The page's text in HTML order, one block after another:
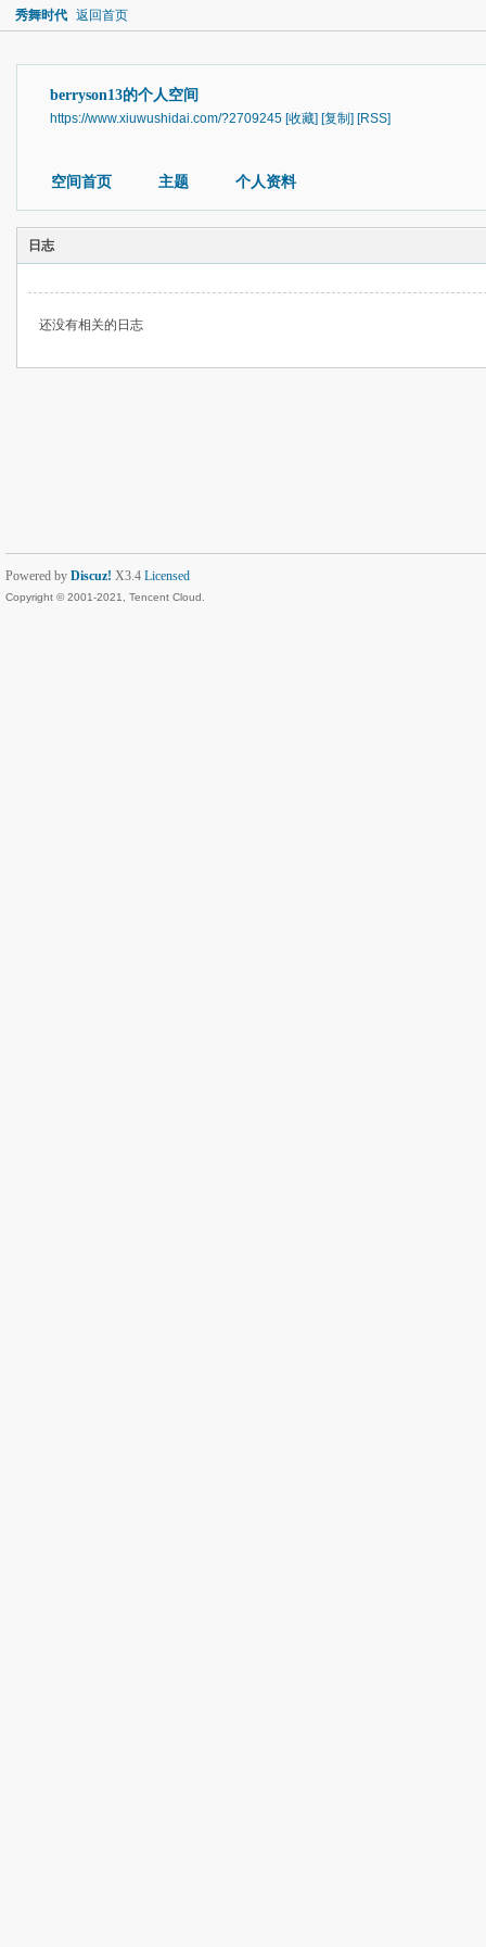
秀舞时代 返回首页
berryson13的个人空间
https://www.xiuwushidai.com/?2709245 [收藏] [复制] [RSS]
空间首页 主题 个人资料
日志
还没有相关的日志
Powered by Discuz! X3.4 Licensed
Copyright © 2001-2021, Tencent Cloud.